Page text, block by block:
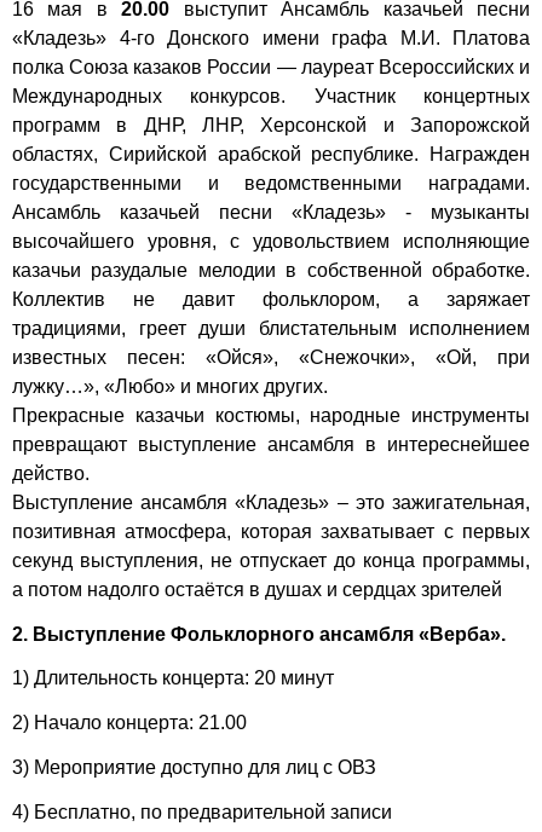
16 мая в20.00 выступит Ансамбль казачьей песни
«Кладезь» 4-го Донского имени графа М.И. Платова
полка Союза казаков России — лауреат Всероссийских и
Международных конкурсов. Участник концертных
программ в ДНР, ЛНР, Херсонской и Запорожской
областях, Сирийской арабской республике. Награжден
государственными и ведомственными наградами.
Ансамбль казачьей песни «Кладезь» - музыканты
высочайшего уровня, с удовольствием исполняющие
казачьи разудалые мелодии в собственной обработке.
Коллектив не давит фольклором, а заряжает
традициями, греет души блистательным исполнением
известных песен: «Ойся», «Снежочки», «Ой, при
лужку…», «Любо» и многих других.
Прекрасные казачьи костюмы, народные инструменты
превращают выступление ансамбля в интереснейшее
действо.
Выступление ансамбля «Кладезь» – это зажигательная,
позитивная атмосфера, которая захватывает с первых
секунд выступления, не отпускает до конца программы,
а потом надолго остаётся в душах и сердцах зрителей
2. Выступление Фольклорного ансамбля «Верба».
1) Длительность концерта: 20 минут
2) Начало концерта: 21.00
3) Мероприятие доступно для лиц с ОВЗ
4) Бесплатно, по предварительной записи